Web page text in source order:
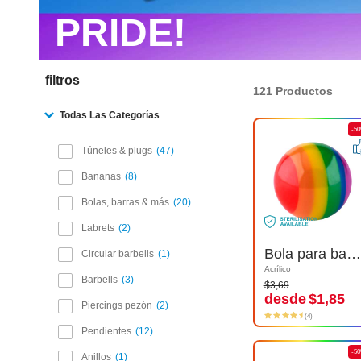
PRIDE!
filtros
Todas Las Categorías
Túneles & plugs 47
Bananas 8
Bolas, barras & más 20
Labrets 2
Circular barbells 1
Barbells 3
Piercings pezón 2
Pendientes 12
Anillos 1
121 Productos
-50%
Bola para barras con rosca (acrílico) con colores del arco iris
Acrílico
$3,69
desde$1,85
-
Bola para barras con rosca (acrílico) con colores del arco iris
Acrílico
$3,69
desde$1,85
(4)
-50%
-